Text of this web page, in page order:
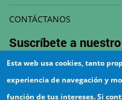
CONTÁCTANOS
Suscríbete a nuestro
Esta web usa cookies, tanto
experiencia de navegación y
función de tus intereses. Si